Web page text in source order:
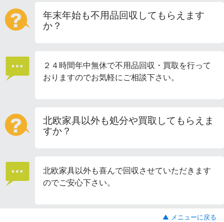
年末年始も不用品回収してもらえます
か？
２４時間年中無休で不用品回収・買取を行って
おりますのでお気軽にご相談下さい。
北欧家具以外も処分や買取してもらえま
すか？
北欧家具以外も喜んで回収させていただきます
のでご安心下さい。
▲ メニューに戻る